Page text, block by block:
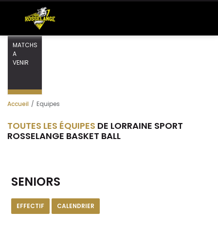
MATCHS
A
VENIR
Accueil Equipes
TOUTES LES ÉQUIPES DE LORRAINE SPORT
ROSSELANGE BASKET BALL
SENIORS
EFFECTIF CALENDRIER